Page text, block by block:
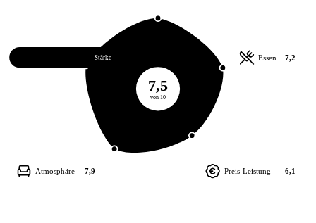
7,5
von 10
Essen 7,2
Preis-Leistung 6,1
Atmosphäre 7,9
Stärke